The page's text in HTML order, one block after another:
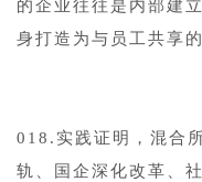
的企业往往是内部建
身打造为与员工共享
018.实践证明，混合
轨、国企深化改革、